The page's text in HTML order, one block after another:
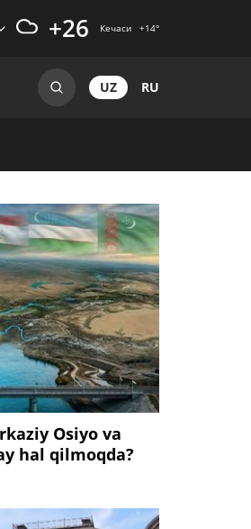
+26 Кечаси +14°
UZ RU
Osiyo va
hal qilmoqda?